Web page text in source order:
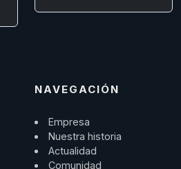
NAVEGACIÓN
Empresa
Nuestra historia
Actualidad
Comunidad